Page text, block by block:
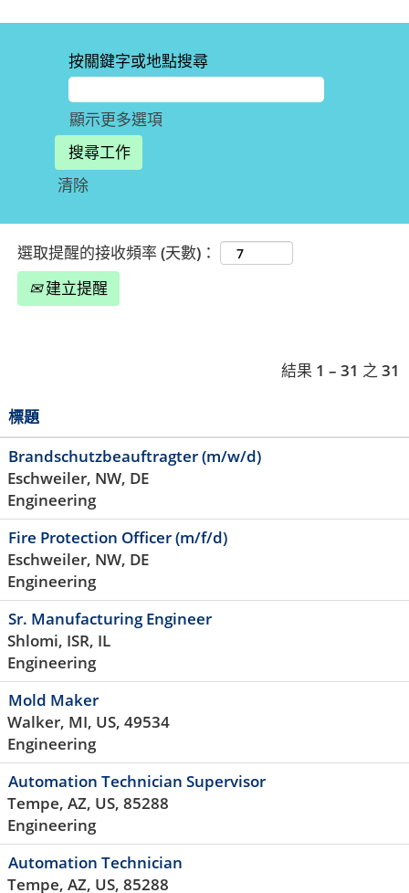
按關鍵字或地點搜尋
顯示更多選項
清除
選取提醒的接收頻率 (天數)：
建立提醒
結果 1 – 31 之 31
標題
Brandschutzbeauftragter (m/w/d)
Eschweiler, NW, DE
Engineering
Fire Protection Officer (m/f/d)
Eschweiler, NW, DE
Engineering
Sr. Manufacturing Engineer
Shlomi, ISR, IL
Engineering
Mold Maker
Walker, MI, US, 49534
Engineering
Automation Technician Supervisor
Tempe, AZ, US, 85288
Engineering
Automation Technician
Tempe, AZ, US, 85288